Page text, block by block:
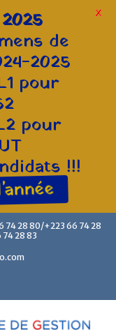
74 28 80/+223 66 74 28
28 83
de
2025
pour
pour
!!!
X